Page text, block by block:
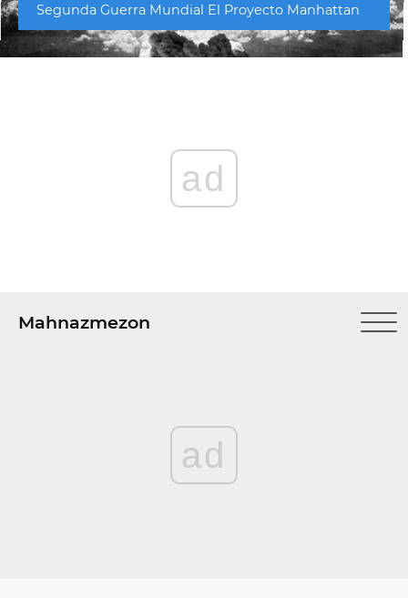
Segunda Guerra Mundial El Proyecto Manhattan
ad
Mahnazmezon
ad